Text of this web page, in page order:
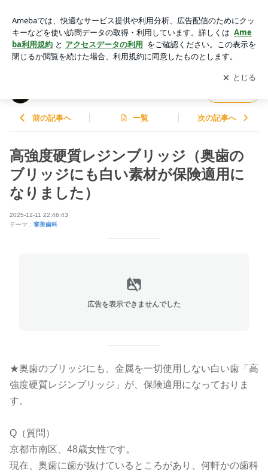
険適用になりました） | 京都 ・ イシズミ歯科の「お役立ち情
報室」
アプリをダウンロードして ブログの更新通知
を受け取りまし
ょう。
開く
前の記事へ 一覧 次の記事へ
高強度硬質レジンブリッジ（奥歯の
ブリッジにも白い素材が保険適用に
なりました）
2025-12-11 22:46:43
テーマ： 審美歯科
広告を表示できませんでした
★奥歯のブリッジにも、金属を一切使用しない白い歯「高
強度硬質レジンブリッジ」が、保険適用になっておりま
す。
Q（質問）
京都市南区、48歳女性です。
現在、奥歯に歯が抜けているところがあり、何軒かの歯科